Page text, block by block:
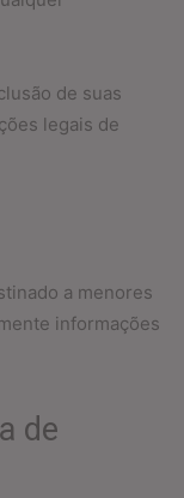
de suas
legais de
a menores
informações
de